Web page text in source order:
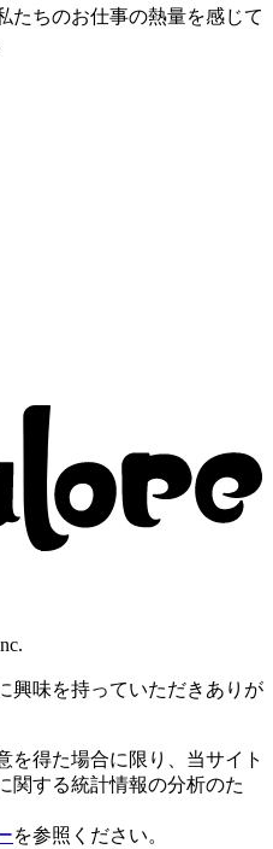
たちのお仕事の熱量を感じて
興味を持っていただきありが
を得た場合に限り、当サイト
関する統計情報の分析のた
を参照ください。